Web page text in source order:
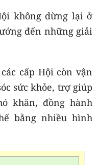
không dừng lại ở
đến những giải
cấp Hội còn vận
sức khỏe, trợ giúp
khăn, đồng hành
bằng nhiều hình